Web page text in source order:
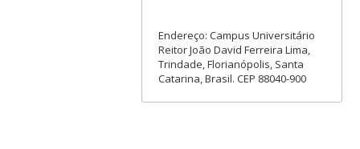
Endereço: Campus Universitário
Reitor João David Ferreira Lima,
Trindade, Florianópolis, Santa
Catarina, Brasil. CEP 88040-900